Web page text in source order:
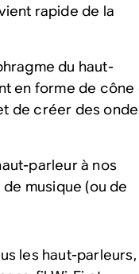
rapide de la
du haut-
en forme de cône
de créer des
parleur à nos
musique (ou de
les haut-parleurs,